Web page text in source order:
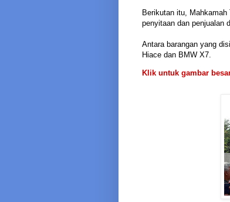
Berikutan itu,
penyitaan dan penjualan
Antara barangan yang
Hiace dan BMW X7.
Klik untuk gambar